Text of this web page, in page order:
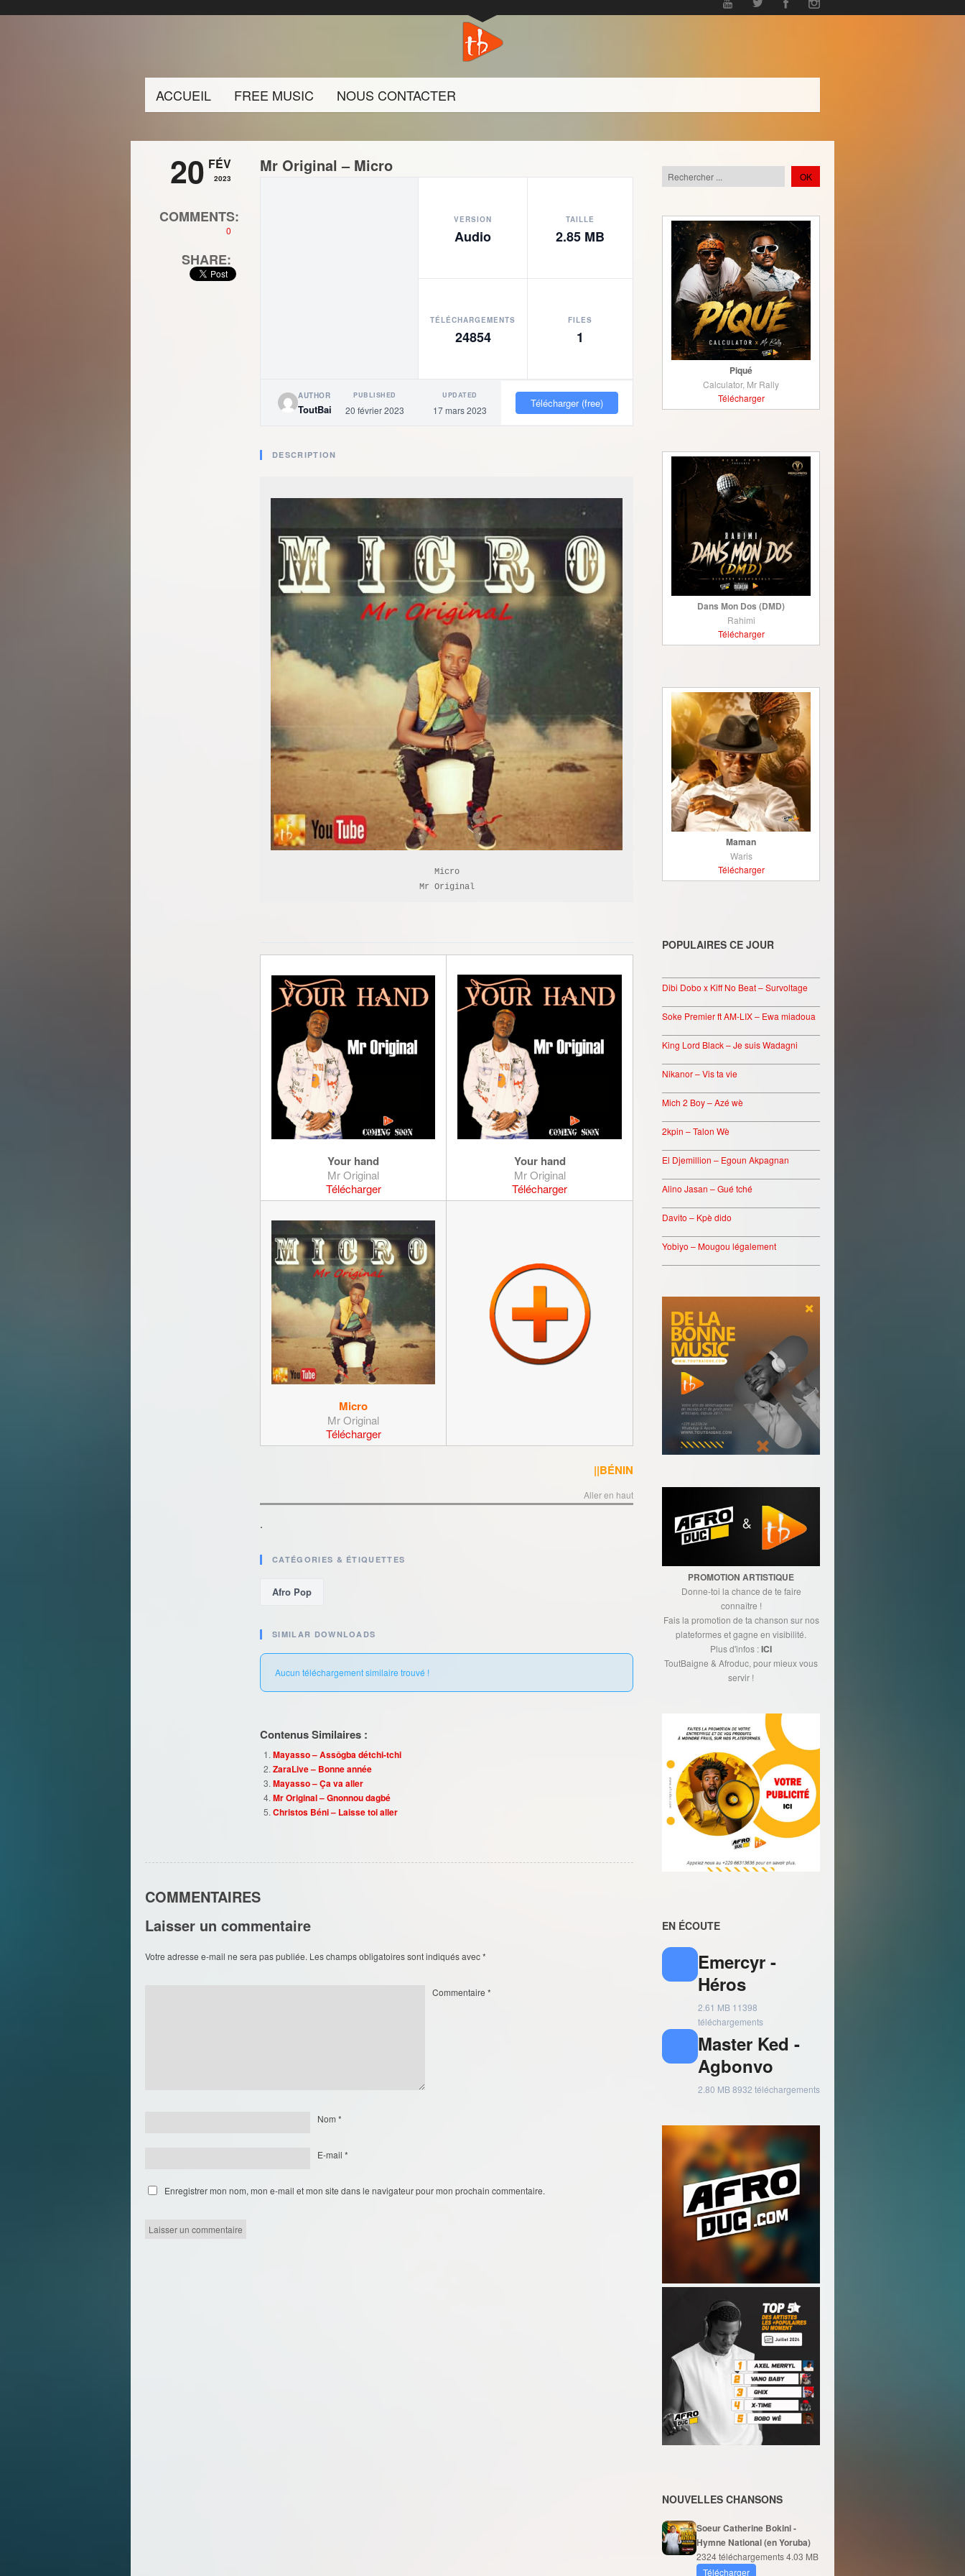
ACCUEIL FREE MUSIC NOUS CONTACTER
20 FÉV
2023
COMMENTS:
0
SHARE:
Mr Original – Micro
VERSION
Audio
TAILLE
2.85 MB
TÉLÉCHARGEMENTS
24854
FILES
1
AUTHOR
ToutBaigne
PUBLISHED
20 février 2023
UPDATED
17 mars 2023
Télécharger (free)
DESCRIPTION
Micro
Mr Original
Your hand
Mr Original
Télécharger
Your hand
Mr Original
Télécharger
Micro
Mr Original
Télécharger
||BÉNIN
Aller en haut
.
CATÉGORIES & ÉTIQUETTES
Afro Pop
SIMILAR DOWNLOADS
Aucun téléchargement similaire trouvé !
Contenus Similaires :
Mayasso – Assôgba détchi-tchi
ZaraLive – Bonne année
Mayasso – Ça va aller
Mr Original – Gnonnou dagbé
Christos Béni – Laisse toi aller
COMMENTAIRES
Laisser un commentaire
Votre adresse e-mail ne sera pas publiée. Les champs obligatoires sont indiqués avec*
Commentaire *
Nom *
E-mail *
Enregistrer mon nom, mon e-mail et mon site dans le navigateur pour mon prochain commentaire.
Piqué
Calculator, Mr Rally
Télécharger
Dans Mon Dos (DMD)
Rahimi
Télécharger
Maman
Waris
Télécharger
POPULAIRES CE JOUR
Dibi Dobo x Kiff No Beat – Survoltage
Soke Premier ft AM-LIX – Ewa miadoua
King Lord Black – Je suis Wadagni
Nikanor – Vis ta vie
Mich 2 Boy – Azé wè
2kpin – Talon Wè
El Djemillion – Egoun Akpagnan
Alino Jasan – Gué tché
Davito – Kpè dido
Yobiyo – Mougou légalement
PROMOTION ARTISTIQUE
Donne-toi la chance de te faire
connaître !
Fais la promotion de ta chanson sur nos
plateformes et gagne en visibilité.
Plus d'infos :ICI
ToutBaigne & Afroduc, pour mieux vous
servir !
EN ÉCOUTE
Emercyr -
Héros
2.61 MB 11398
téléchargements
Master Ked -
Agbonvo
2.80 MB8932 téléchargements
NOUVELLES CHANSONS
Soeur Catherine Bokini -
Hymne National (en Yoruba)
2324 téléchargements4.03 MB
Télécharger